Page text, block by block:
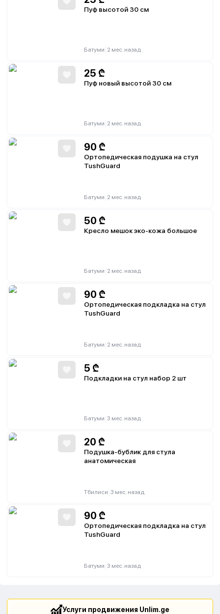
Пуф высотой 30 см
Батуми 2 мес. назад
25 ₾
Пуф новый высотой 30 см
Батуми 2 мес. назад
90 ₾
Ортопедическая подушка на стул
TushGuard
Батуми 2 мес. назад
50 ₾
Кресло мешок эко-кожа большое
Батуми 2 мес. назад
90 ₾
Ортопедическая подкладка на стул
TushGuard
Батуми 2 мес. назад
5 ₾
Подкладки на стул набор 2 шт
Батуми 3 мес. назад
20 ₾
Подушка-бублик для стула
анатомическая
Тбилиси 3 мес. назад
90 ₾
Ортопедическая подкладка на стул
TushGuard
Батуми 3 мес. назад
Услуги продвижения Unlim.ge